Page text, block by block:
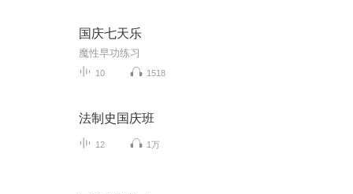
国庆七天乐
魔性早功练习
10 1518
法制史国庆班
12 1万